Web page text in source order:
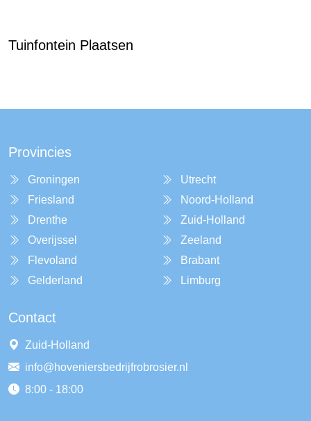
Tuinfontein Plaatsen
Provincies
Groningen
Friesland
Drenthe
Overijssel
Flevoland
Gelderland
Utrecht
Noord-Holland
Zuid-Holland
Zeeland
Brabant
Limburg
Contact
Zuid-Holland
info@hoveniersbedrijfrobrosier.nl
8:00 - 18:00